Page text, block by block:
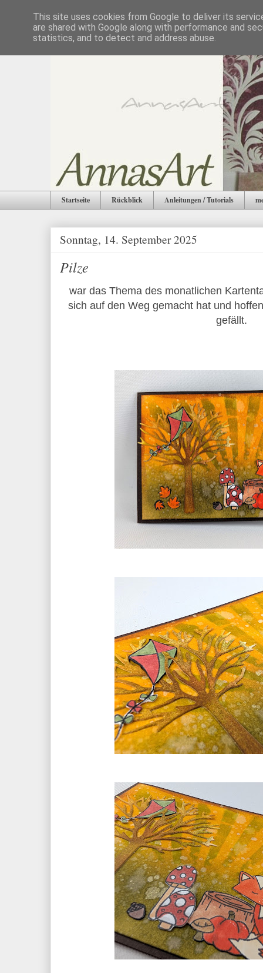
Startseite Rückblick Anleitungen / Tutorials
Sonntag, 14. September 2025
Pilze
war das Thema des monatlichen
sich auf den Weg gemacht hat und
gefällt.
This site uses cookies from Google to deliver its
are shared with Google along with performance and
statistics, and to detect and address abuse.